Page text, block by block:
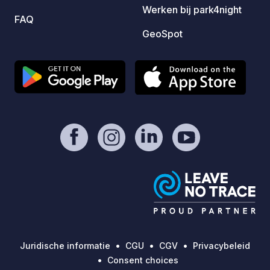
All
FAQ
Werken bij park4night
GeoSpot
Juridische informatie CGU CGV
Privacybeleid
Consent choices